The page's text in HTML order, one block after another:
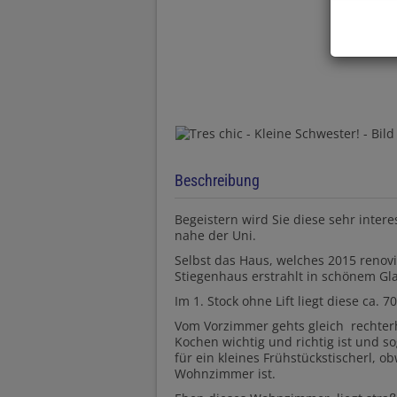
Beschreibung
Begeistern wird Sie diese sehr
nahe der Uni.
Selbst das Haus, welches 2015
Stiegenhaus erstrahlt in schönem
Im 1. Stock ohne Lift liegt diese ca.
Vom Vorzimmer gehts gleich
Kochen wichtig und richtig ist und
für ein kleines Frühstückstischerl,
Wohnzimmer ist.